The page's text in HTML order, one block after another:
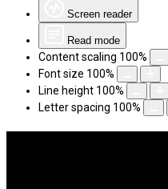
Screen reader
Read mode
Content scaling 100%
Font size 100%
Line height 100%
Letter spacing 100%